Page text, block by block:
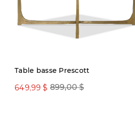
Table basse Prescott
899,00 $
649,99 $